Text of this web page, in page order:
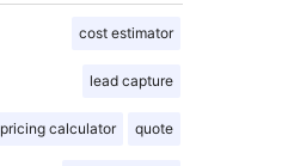
cost estimator
lead capture
pricing calculator quote